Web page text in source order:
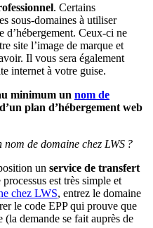
. Certains
sous-domaines à utiliser
d’hébergement. Ceux-ci ne
site l’image de marque et
Il vous sera également
internet à votre guise.
minimum un nom de
plan d’hébergement web
de domaine chez LWS ?
un service de transfert
processus est très simple et
chez LWS, entrez le domaine
le code EPP qui prouve que
demande se fait auprès de